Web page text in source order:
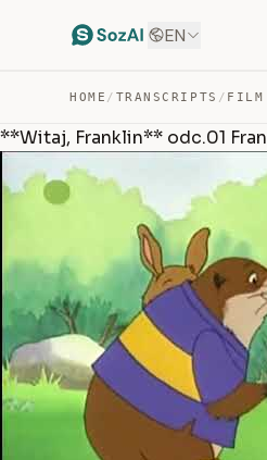
EN
HOME / TRANSCRIPTS /
**Witaj, Franklin** odc.01